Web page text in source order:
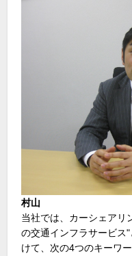
村山
当社では、カーシェアリ
の交通インフラサービス
けて、次の4つのキーワ